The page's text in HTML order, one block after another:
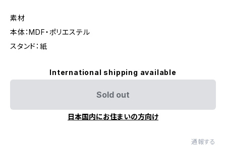
素材
本体：MDF・ポリエステル
スタンド：紙
International shipping available
Sold out
日本国内にお住まいの方向け
通報する